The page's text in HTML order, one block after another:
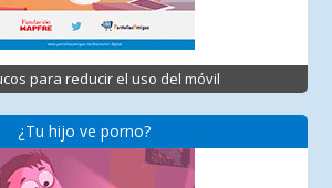
para reducir el uso del móvil
¿Tu hijo ve porno?